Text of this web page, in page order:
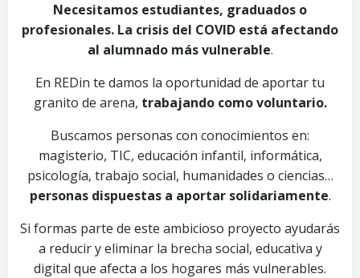
Necesitamos estudiantes, graduados o
profesionales. La crisis del COVID está afectando
al alumnado más vulnerable.
En REDin te damos la oportunidad de aportar tu
granito de arena, trabajando como voluntario.
Buscamos personas con conocimientos en:
magisterio, TIC, educación infantil, informática,
psicología, trabajo social, humanidades o ciencias…
personas dispuestas a aportar solidariamente.
Si formas parte de este ambicioso proyecto ayudarás
a reducir y eliminar la brecha social, educativa y
digital que afecta a los hogares más vulnerables.